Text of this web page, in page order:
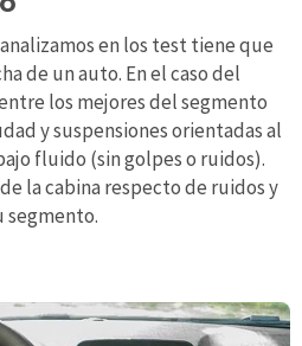
en los test tiene que
de un auto. En el caso del
los mejores del segmento
y suspensiones orientadas al
fluido (sin golpes o ruidos).
la cabina respecto de ruidos y
segmento.